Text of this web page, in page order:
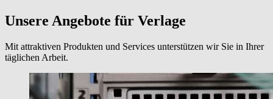
Unsere Angebote für Verlage
Mit attraktiven Produkten und Services unterstützen wir Sie in Ihrer
täglichen Arbeit.